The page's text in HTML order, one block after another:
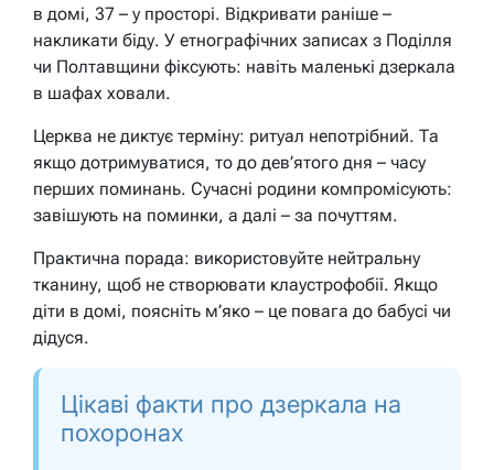
в домі, 37 – у просторі. Відкривати раніше –
накликати біду. У етнографічних записах з Поділля
чи Полтавщини фіксують: навіть маленькі дзеркала
в шафах ховали.
Церква не диктує терміну: ритуал непотрібний. Та
якщо дотримуватися, то до дев’ятого дня – часу
перших поминань. Сучасні родини компромісують:
завішують на поминки, а далі – за почуттям.
Практична порада: використовуйте нейтральну
тканину, щоб не створювати клаустрофобії. Якщо
діти в домі, поясніть м’яко – це повага до бабусі чи
дідуся.
Цікаві факти про дзеркала на
похоронах